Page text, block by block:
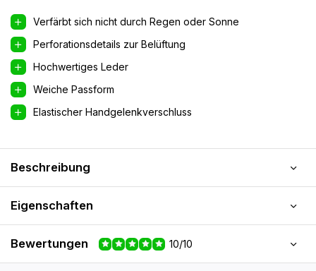
Verfärbt sich nicht durch Regen oder Sonne
Perforationsdetails zur Belüftung
Hochwertiges Leder
Weiche Passform
Elastischer Handgelenkverschluss
Beschreibung
Eigenschaften
Bewertungen 10/10